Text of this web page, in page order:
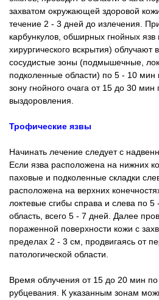
захватом окружающей здоровой
течение 2 - 3 дней до излечения.
карбункулов, обширных гнойных
хирургического вскрытия)
сосудистые зоны (подмышечные,
подколенные области) по 5 - 10 мин
зону гнойного очага от 15 до 30
выздоровления.
Трофические язвы
Начинать лечение следует с
Если язва расположена на нижних
паховые и подколенные складки
расположена на верхних
локтевые сгибы справа и слева по
область, всего 5 - 7 дней. Далее
пораженной поверхности кожи с
пределах 2 - 3 см, продвигаясь от
патологической области.
Время облучения от 15 до 20 мин по
рубцевания. К указанным зонам